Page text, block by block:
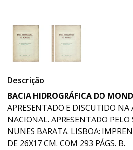
Descrição
BACIA HIDROGRÁFICA DO
APRESENTADO E DISCUTIDO NA
NACIONAL. APRESENTADO
NUNES BARATA. LISBOA:
DE 26X17 CM. COM 293 PÁGS. B.